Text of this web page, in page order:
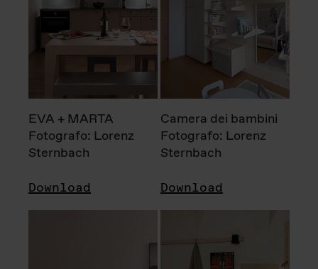
EVA + MARTA
Fotografo: Lorenz
Sternbach
Download
Camera dei bambini
Fotografo: Lorenz
Sternbach
Download